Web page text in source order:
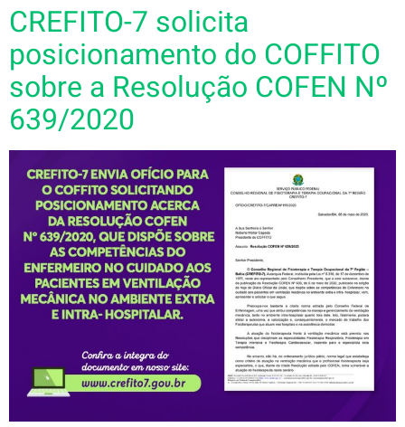
CREFITO-7 solicita
posicionamento do COFFITO
sobre a Resolução COFEN Nº
639/2020